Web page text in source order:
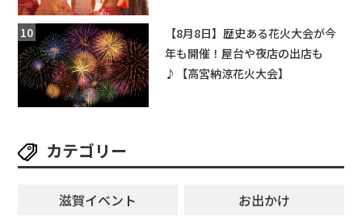
【8月8日】歴史ある花火大会が今
年も開催！屋台や夜店の出店も
♪【高宮納涼花火大会】
カテゴリー
滋賀イベント
お出かけ